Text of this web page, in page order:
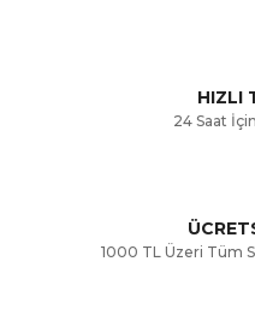
HIZLI
24 Saat
1000 TL Üzeri Tüm